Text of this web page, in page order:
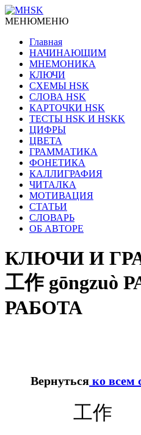
МЕНЮМЕНЮ
Главная
НАЧИНАЮЩИМ
МНЕМОНИКА
КЛЮЧИ
СХЕМЫ HSK
СЛОВА HSK
КАРТОЧКИ HSK
ТЕСТЫ HSK И HSKK
ЦИФРЫ
ЦВЕТА
ГРАММАТИКА
ФОНЕТИКА
КАЛЛИГРАФИЯ
ЧИТАЛКА
МОТИВАЦИЯ
СТАТЬИ
СЛОВАРЬ
ОБ АВТОРЕ
КЛЮЧИ И
工作 gōngzuò
РАБОТА
Вернуться ко всем
工作